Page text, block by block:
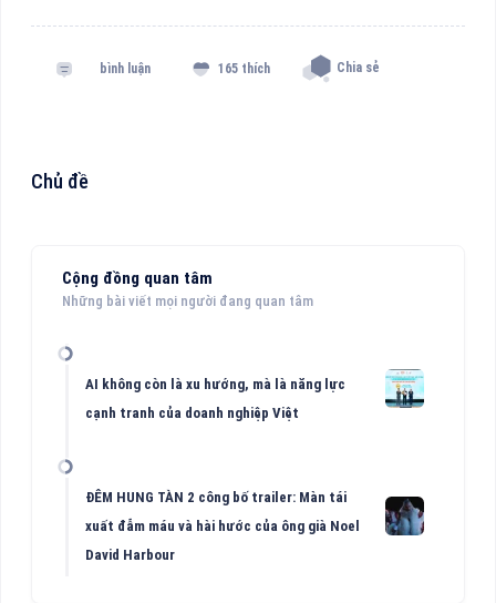
bình luận 165 thích Chia sẻ
Chủ đề
Cộng đồng quan tâm
Những bài viết mọi người đang quan tâm
AI không còn là xu hướng, mà là năng lực
cạnh tranh của doanh nghiệp Việt
ĐÊM HUNG TÀN 2 công bố trailer: Màn tái
xuất đẫm máu và hài hước của ông già Noel
David Harbour